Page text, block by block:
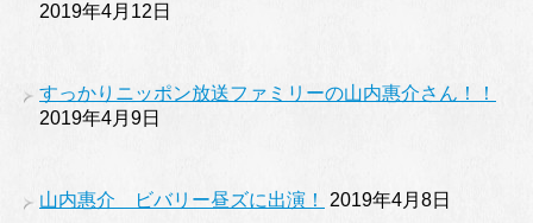
2019年4月12日
すっかりニッポン放送ファミリーの山内惠介さん！！
2019年4月9日
山内惠介 ビバリー昼ズに出演！ 2019年4月8日